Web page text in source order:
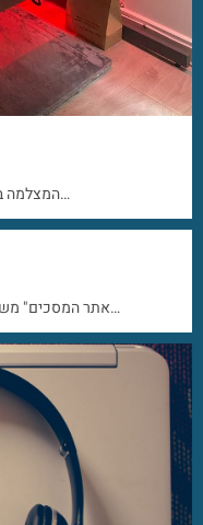
המצלמה במחשב היא חלק חשוב מאוד במקבוק ומוטב…
"אתר המסכים" משרת קהילה צרכנית הצורכת שירותי תיקונים…